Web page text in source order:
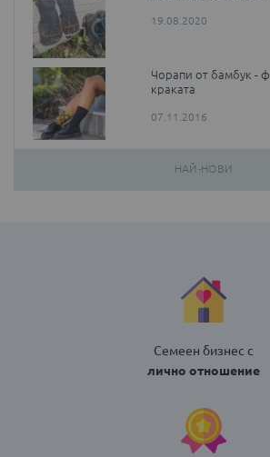
19.08.2020
Чорапи от бамбук -
краката
07.11.2016
НАЙ-НОВИ
Семеен бизнес с
лично отношение